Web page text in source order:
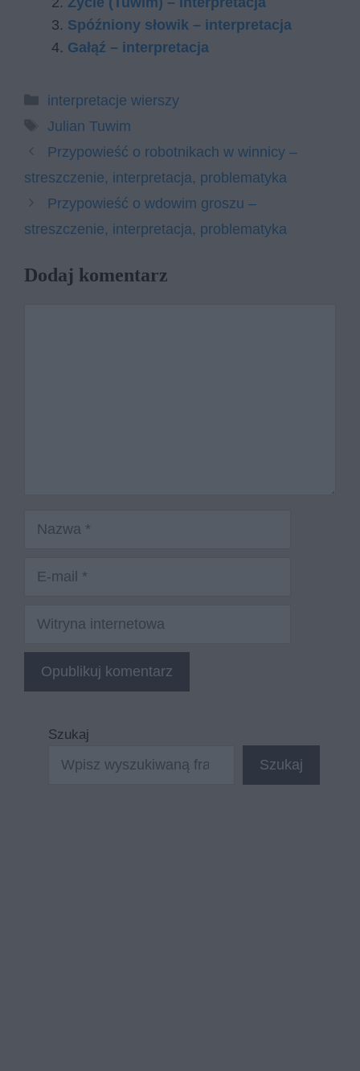
Spóźniony słowik – interpretacja
Gałąź – interpretacja
Kategorie
interpretacje wierszy
Tagi
Julian Tuwim
Przypowieść o robotnikach w winnicy –
streszczenie, interpretacja, problematyka
Przypowieść o wdowim groszu –
streszczenie, interpretacja, problematyka
Dodaj komentarz
Witryna
internetowa
Szukaj
Szukaj